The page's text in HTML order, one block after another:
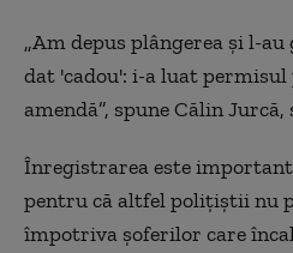
„Am depus plângerea și l-
dat 'cadou': i-a luat
amendă”, spune Călin
Înregistrarea este
pentru că altfel polițiștii nu
împotriva șoferilor care